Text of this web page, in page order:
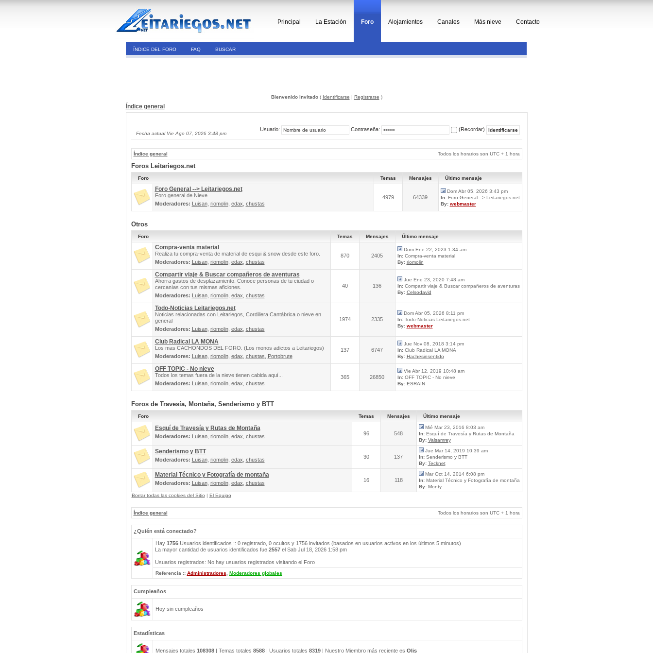
Principal La Estación Foro Alojamientos Canales Más nieve Contacto
ÍNDICE DEL FORO FAQ BUSCAR
Bienvenido Invitado( Identificarse | Registrarse )
Índice general
Fecha actual Vie Ago 07, 2026 3:48 pm
Usuario: Contraseña: (Recordar)
Índice general Todos los horarios son UTC + 1 hora
Foros Leitariegos.net
Foro Temas Mensajes Último mensaje
Foro General --> Leitariegos.net
Foro general de Nieve
Moderadores: Luisan, riomolin, edax chustas
4979 64339
Dom Abr 05, 2026 3:43 pm
In:Foro General --> Leitariegos.net
By: webmaster
Otros
Foro Temas Mensajes Último mensaje
Compra-venta material
Realiza tu compra-venta de material de esqui & snow desde este foro.
Moderadores: Luisan, riomolin, edax chustas
870 2405
Dom Ene 22, 2023 1:34 am
In:Compra-venta material
By: riomolin
Compartir viaje & Buscar compañeros de aventuras
Ahorra gastos de desplazamiento. Conoce personas de tu ciudad o
cercanías con tus mismas aficiones.
Moderadores: Luisan, riomolin, edax chustas
40 136
Jue Ene 23, 2020 7:48 am
In:Compartir viaje & Buscar compañeros de aventuras
By: Celsodavid
Todo-Noticias Leitariegos.net
Noticias relacionadas con Leitariegos, Cordillera Cantábrica o nieve en
general
Moderadores: Luisan, riomolin, edax chustas
1974 2335
Dom Abr 05, 2026 8:11 pm
In:Todo-Noticias Leitariegos.net
By: webmaster
Club Radical LA MONA
Los mas CACHONDOS DEL FORO. (Los monos adictos a Leitariegos)
Moderadores: Luisan, riomolin, edax chustas Portobrute
137 6747
Jue Nov 08, 2018 3:14 pm
In:Club Radical LA MONA
By: Hachesinsentido
OFF TOPIC - No nieve
Todos los temas fuera de la nieve tienen cabida aquí...
Moderadores: Luisan, riomolin, edax chustas
365 26850
Vie Abr 12, 2019 10:48 am
In:OFF TOPIC - No nieve
By: ESRAIN
Foros de Travesía, Montaña, Senderismo y BTT
Foro Temas Mensajes Último mensaje
Esquí de Travesía y Rutas de Montaña
Moderadores: Luisan, riomolin, edax chustas 96 548
Mié Mar 23, 2016 8:03 am
In:Esquí de Travesía y Rutas de Montaña
By: Valsamrey
Senderismo y BTT
Moderadores: Luisan, riomolin, edax chustas 30 137
Jue Mar 14, 2019 10:39 am
In:Senderismo y BTT
By: Tecknet
Material Técnico y Fotografía de montaña
Moderadores: Luisan, riomolin, edax chustas 16 118
Mar Oct 14, 2014 6:08 pm
In:Material Técnico y Fotografía de montaña
By: Monty
Borrar todas las cookies del Sitio | El Equipo
Índice general Todos los horarios son UTC + 1 hora
¿Quién está conectado?
Hay 1756Usuarios identificados :: 0 registrado, 0 ocultos y 1756 invitados (basados en usuarios activos en los últimos 5 minutos)
La mayor cantidad de usuarios identificados fue 2557el Sab Jul 18, 2026 1:58 pm
Usuarios registrados: No hay usuarios registrados visitando el Foro
Referencia :: Administradores Moderadores globales
Cumpleaños
Hoy sin cumpleaños
Estadísticas
Mensajes totales 108308| Temas totales 8588| Usuarios totales 8319| Nuestro Miembro más reciente es Olis